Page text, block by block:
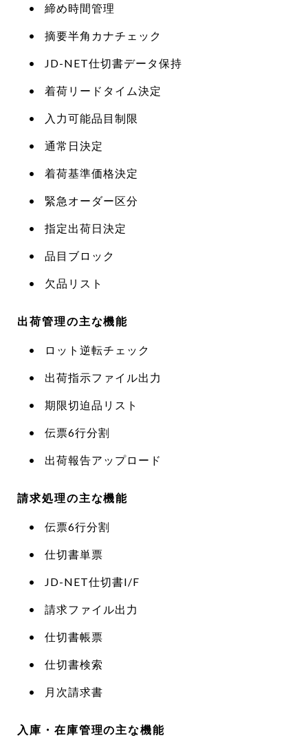
締め時間管理
摘要半角カナチェック
JD-NET仕切書データ保持
着荷リードタイム決定
入力可能品目制限
通常日決定
着荷基準価格決定
緊急オーダー区分
指定出荷日決定
品目ブロック
欠品リスト
出荷管理の主な機能
ロット逆転チェック
出荷指示ファイル出力
期限切迫品リスト
伝票6行分割
出荷報告アップロード
請求処理の主な機能
伝票6行分割
仕切書単票
JD-NET仕切書I/F
請求ファイル出力
仕切書帳票
仕切書検索
月次請求書
入庫・在庫管理の主な機能